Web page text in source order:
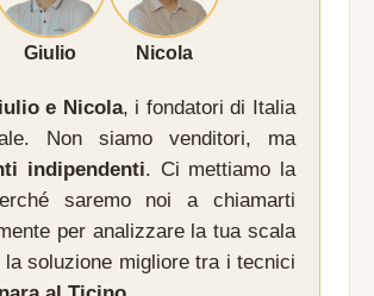
Giulio Nicola
e Nicola, i fondatori di Italia
Non siamo venditori, ma
indipendenti. Ci mettiamo la
saremo noi a chiamarti
per analizzare la tua scala
soluzione migliore tra i tecnici